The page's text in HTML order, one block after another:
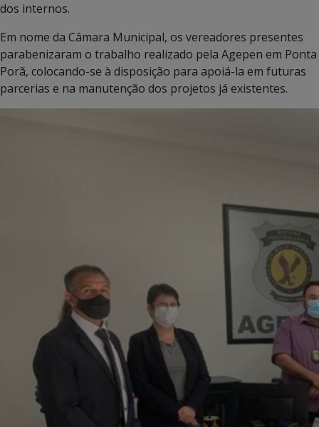
dos internos.
Em nome da Câmara Municipal, os vereadores presentes
parabenizaram o trabalho realizado pela Agepen em Ponta
Porã, colocando-se à disposição para apoiá-la em futuras
parcerias e na manutenção dos projetos já existentes.